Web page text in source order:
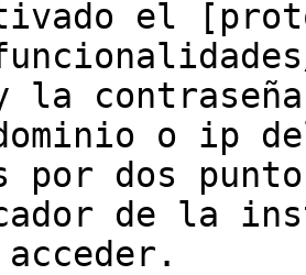
el
la
o ip
por dos
de la
acceder.